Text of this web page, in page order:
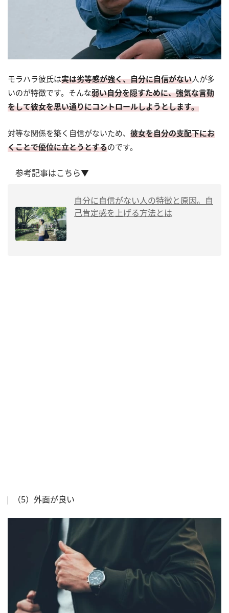
モラハラ彼氏は実は劣等感が強く、自分に自信がない人が多
いのが特徴です。そんな弱い自分を隠すために、強気な言動
をして彼女を思い通りにコントロールしようとします。
対等な関係を築く自信がないため、 彼女を自分の支配下にお
くことで優位に立とうとするのです。
参考記事はこちら▼
自分に自信がない人の特徴と原因。自
己肯定感を上げる方法とは
（5）外面が良い